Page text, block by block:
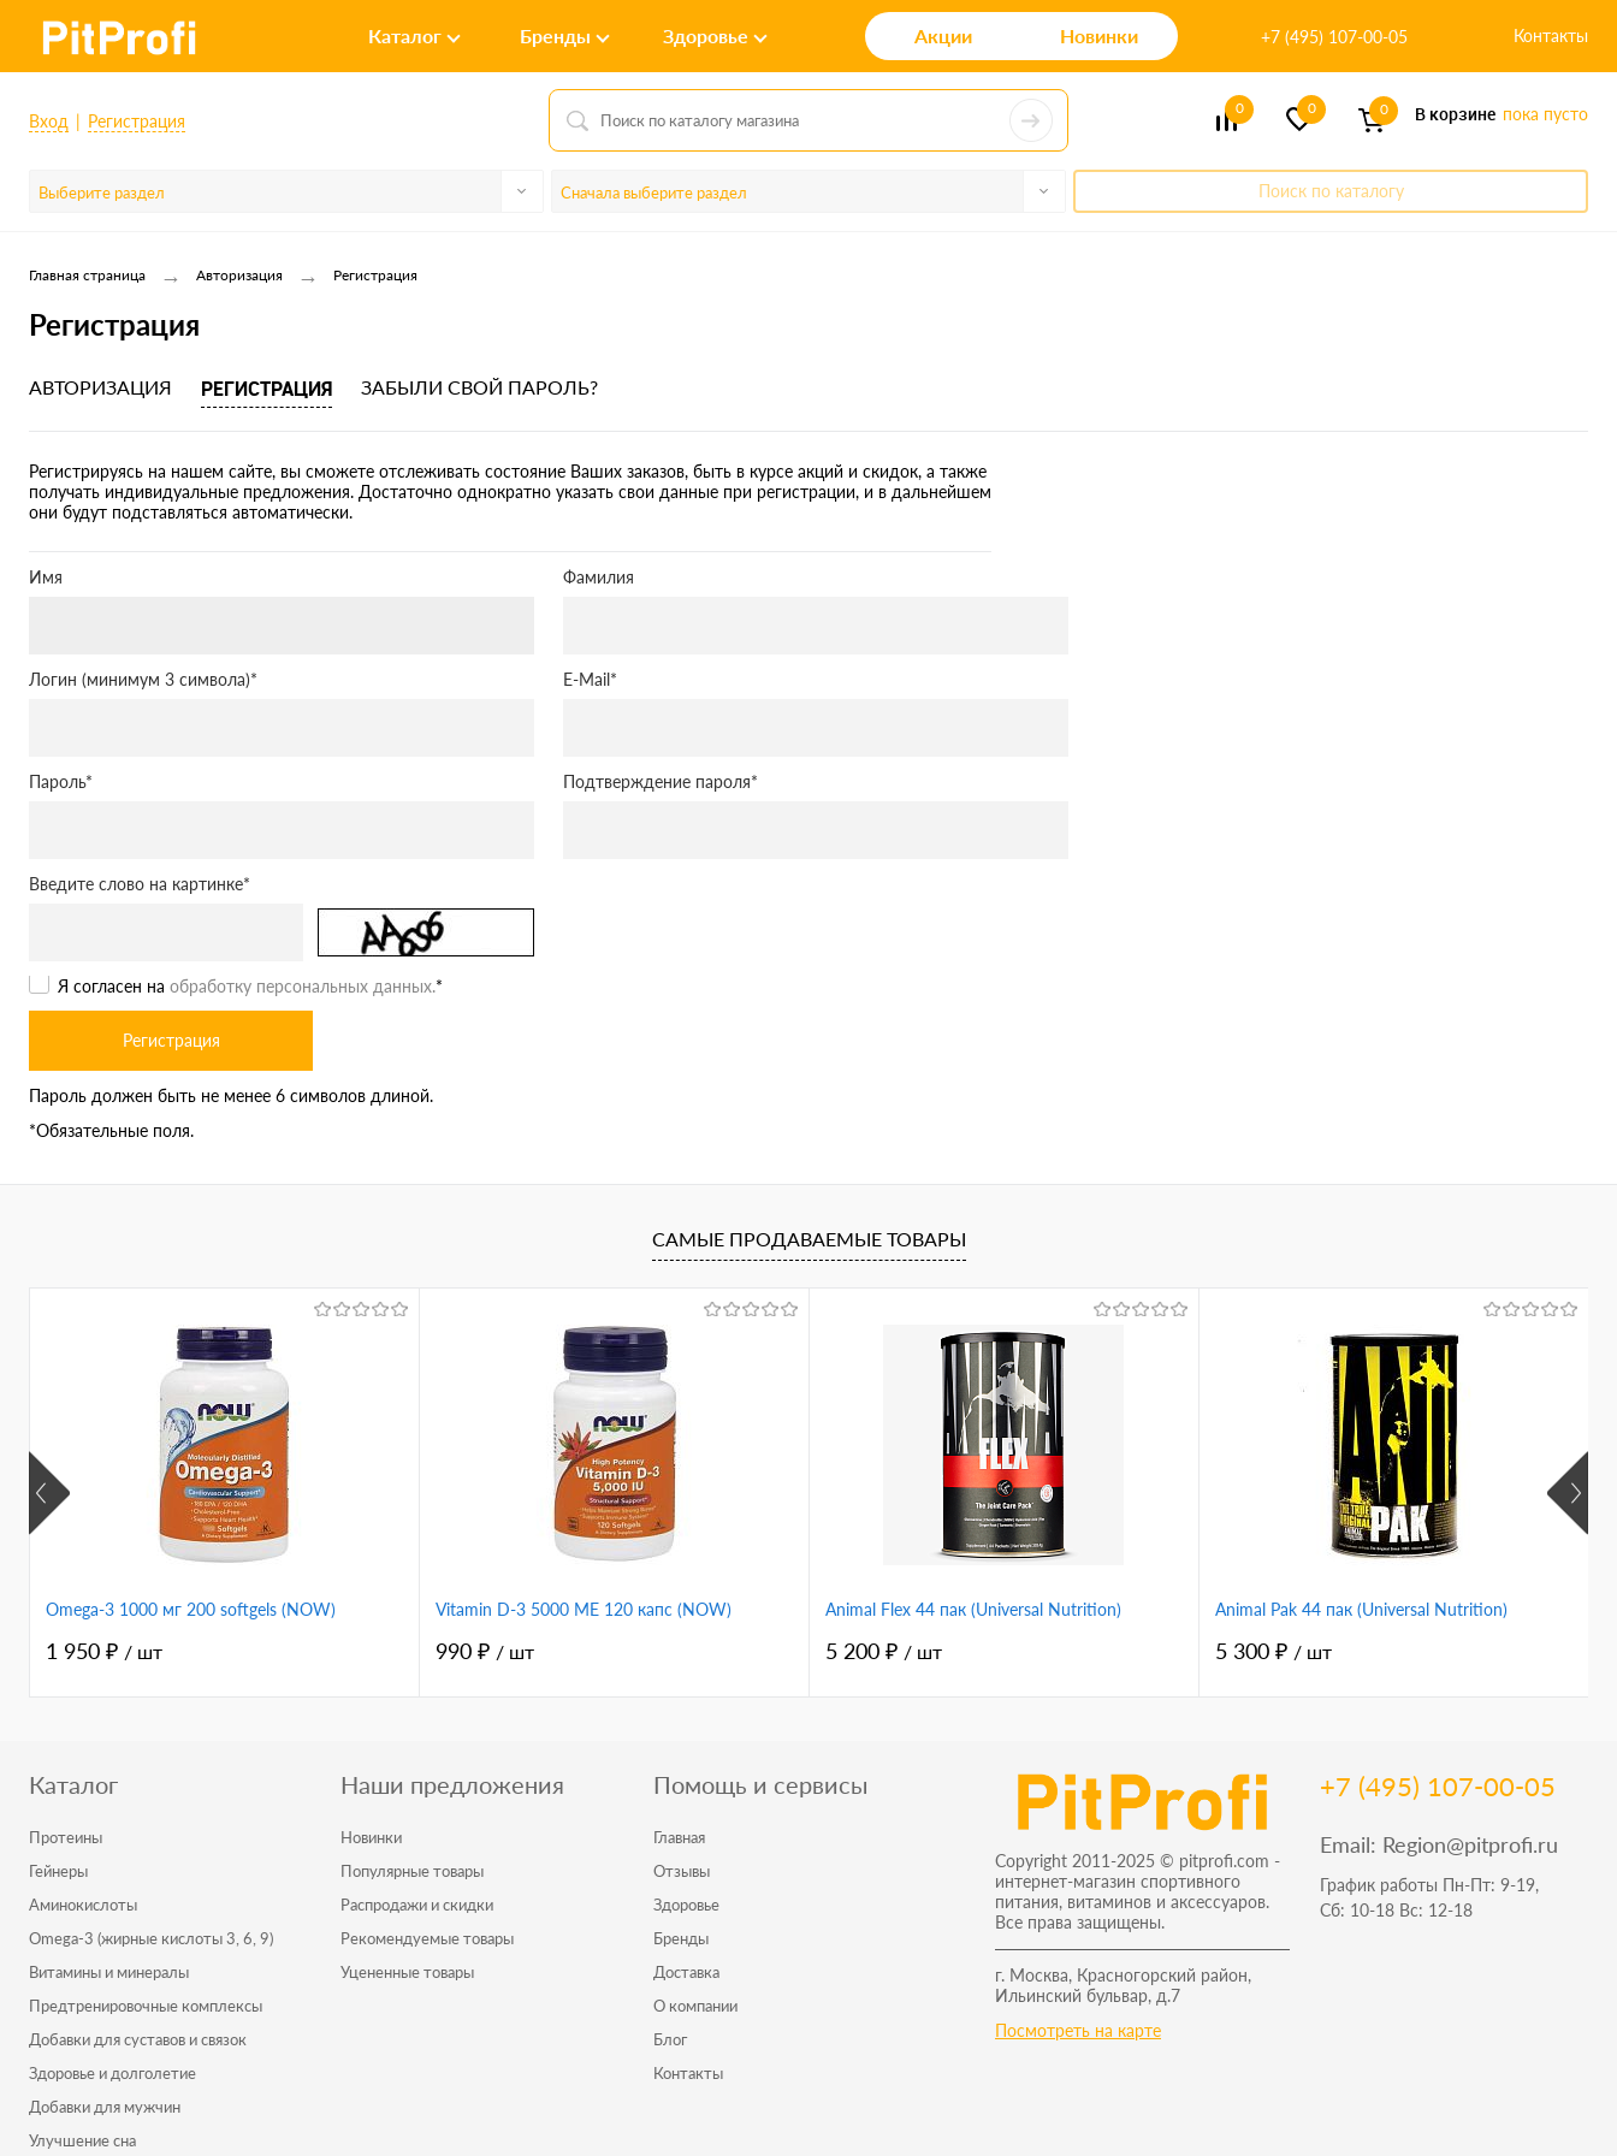
Каталог Бренды Здоровье Акции Новинки +7 (495) 107-00-05 Контакты
Вход Регистрация
0 0 0 В корзине пока пусто
Выберите раздел Сначала выберите раздел Поиск по каталогу
Главная страница → Авторизация → Регистрация
Регистрация
АВТОРИЗАЦИЯ РЕГИСТРАЦИЯ ЗАБЫЛИ СВОЙ ПАРОЛЬ?
Регистрируясь на нашем сайте, вы сможете отслеживать состояние Ваших заказов, быть в курсе акций и скидок, а также
получать индивидуальные предложения. Достаточно однократно указать свои данные при регистрации, и в дальнейшем
они будут подставляться автоматически.
Имя Фамилия
Логин (минимум 3 символа)* E-Mail*
Пароль* Подтверждение пароля*
Введите слово на картинке*
Я согласен на обработку персональных данных.*
Пароль должен быть не менее 6 символов длиной.
*Обязательные поля.
САМЫЕ ПРОДАВАЕМЫЕ ТОВАРЫ
Omega-3 1000 мг 200 softgels (NOW)
1 950 ₽ / шт
Vitamin D-3 5000 ME 120 капс (NOW)
990 ₽ / шт
Animal Flex 44 пак (Universal Nutrition)
5 200 ₽ / шт
Animal Pak 44 пак (Universal Nutrition)
5 300 ₽ / шт
Каталог
Протеины
Гейнеры
Аминокислоты
Omega-3 (жирные кислоты 3, 6, 9)
Витамины и минералы
Предтренировочные комплексы
Добавки для суставов и связок
Здоровье и долголетие
Добавки для мужчин
Улучшение сна
Наши предложения
Новинки
Популярные товары
Распродажи и скидки
Рекомендуемые товары
Уцененные товары
Помощь и сервисы
Главная
Отзывы
Здоровье
Бренды
Доставка
О компании
Блог
Контакты
Copyright 2011-2025 © pitprofi.com -
интернет-магазин спортивного
питания, витаминов и аксессуаров.
Все права защищены.
г. Москва, Красногорский район,
Ильинский бульвар, д.7
Посмотреть на карте
+7 (495) 107-00-05
Email: Region@pitprofi.ru
График работы Пн-Пт: 9-19,
Сб: 10-18 Вс: 12-18